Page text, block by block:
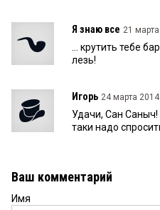
Я знаю все 21
... крутить тебе
лезь!
Игорь 24 марта
Удачи, Сан Саныч!
таки надо
Ваш комментарий
Имя